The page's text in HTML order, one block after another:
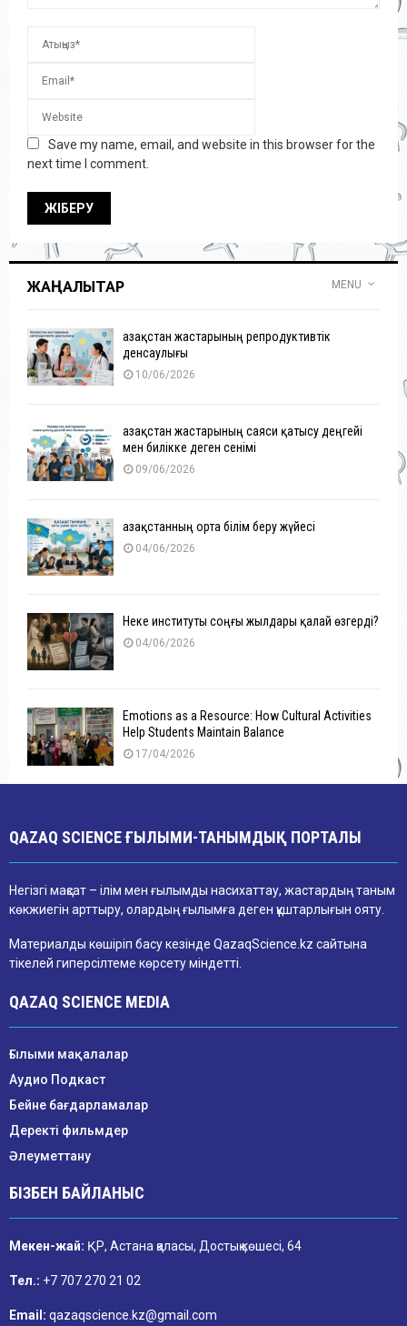
Save my name, email, and website in this browser for the
next time I comment.
ЖАҢАЛЫҚТАР MENU
Қазақстан жастарының репродуктивтік
денсаулығы
10/06/2026
Қазақстан жастарының саяси қатысу деңгейі
мен билікке деген сенімі
09/06/2026
Қазақстанның орта білім беру жүйесі
04/06/2026
Неке институты соңғы жылдары қалай өзгерді?
04/06/2026
Emotions as a Resource: How Cultural Activities
Help Students Maintain Balance
17/04/2026
QAZAQ SCIENCE ҒЫЛЫМИ-ТАНЫМДЫҚ ПОРТАЛЫ
Негізгі мақсат – ілім мен ғылымды насихаттау, жастардың таным
көкжиегін арттыру, олардың ғылымға деген құштарлығын ояту.
Материалды көшіріп басу кезінде QazaqScience.kz сайтына
тікелей гиперсілтеме көрсету міндетті.
QAZAQ SCIENCE MEDIA
Ғылыми мақалалар
Аудио Подкаст
Бейне бағдарламалар
Деректі фильмдер
Әлеуметтану
БІЗБЕН БАЙЛАНЫС
Мекен-жай: ҚР, Астана қаласы, Достық көшесі, 64
Тел.: +7 707 270 21 02
Email: qazaqscience.kz@gmail.com